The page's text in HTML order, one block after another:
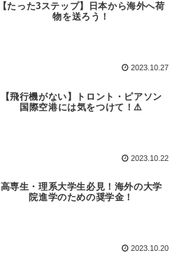
【たった3ステップ】日本から海外へ荷
物を送ろう！
2023.10.27
【飛行機がない】トロント・ピアソン
国際空港には気をつけて！⚠️
2023.10.22
高専生・理系大学生必見！海外の大学
院進学のための奨学金！
2023.10.20